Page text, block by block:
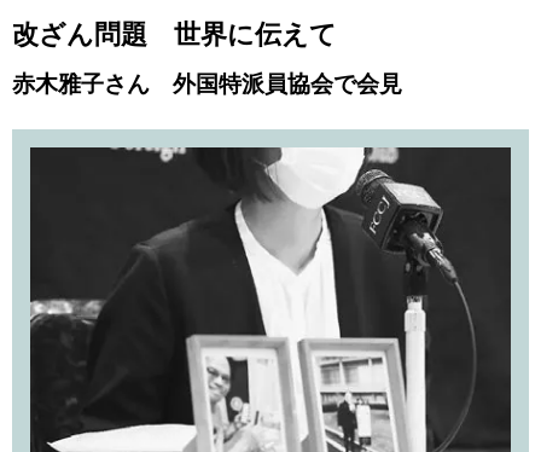
改ざん問題 世界に伝えて
赤木雅子さん 外国特派員協会で会見